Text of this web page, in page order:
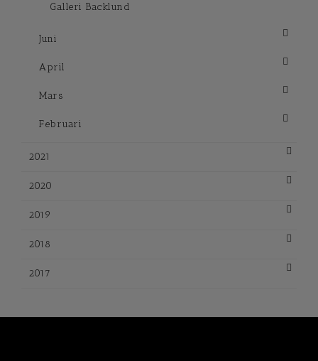
Galleri Backlund
Juni
April
Mars
Februari
2021
2020
2019
2018
2017